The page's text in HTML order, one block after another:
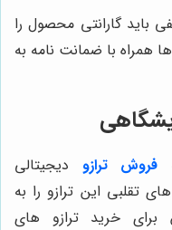
باید گارانتی محصول را
همراه با ضمانت نامه به
فروش ترازو
دیجیتالی
تقلبی این ترازو را به
برای خرید ترازو های